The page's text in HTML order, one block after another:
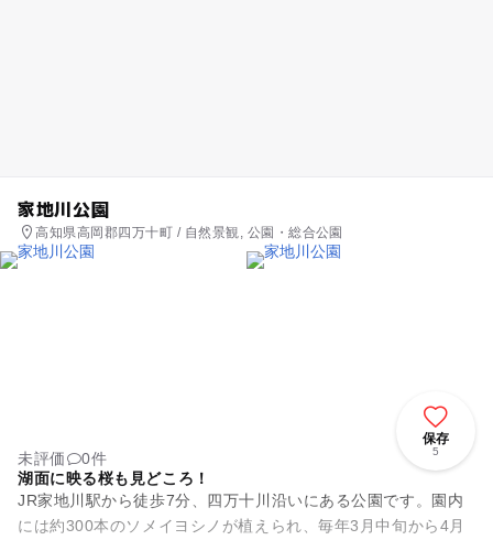
家地川公園
高知県高岡郡四万十町 / 自然景観, 公園・総合公園
保存
5
未評価
0件
湖面に映る桜も見どころ！
JR家地川駅から徒歩7分、四万十川沿いにある公園です。園内
には約300本のソメイヨシノが植えられ、毎年3月中旬から4月